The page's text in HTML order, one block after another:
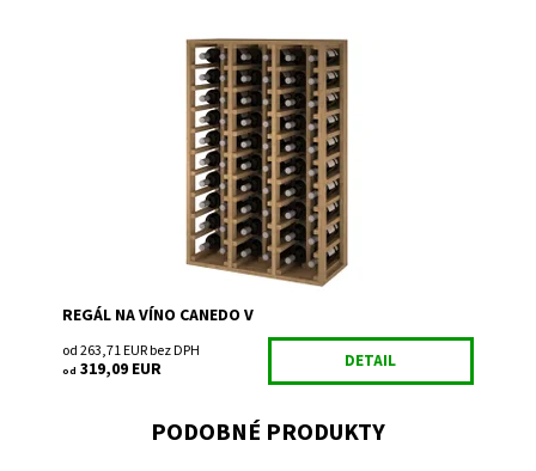
Drevený regál na uskladnenie vína.
Skladem
EX2060
Expovinalia
2 roky
REGÁL NA VÍNO CANEDO V
od 263,71 EUR bez DPH
od 319,09 EUR DETAIL
PODOBNÉ PRODUKTY